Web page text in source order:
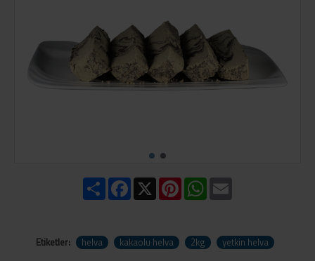
ShareFacebook
X PinterestWhatsApp
Email
Etiketler: helva kakaolu helva 2kg yetkin helva